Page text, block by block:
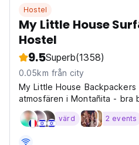
Hostel
My Little House
Hostel
9.5Superb(1358)
0.05km från city
My Little House
atmosfären i Montañita - bra
och en chill plats att koppla
värd 2 events